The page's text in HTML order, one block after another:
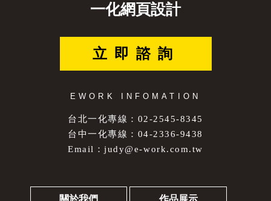
一化網頁設計
立即諮詢
EWORK INFOMATION
台北一化專線：02-2545-8345
台中一化專線：04-2336-9438
Email：judy@e-work.com.tw